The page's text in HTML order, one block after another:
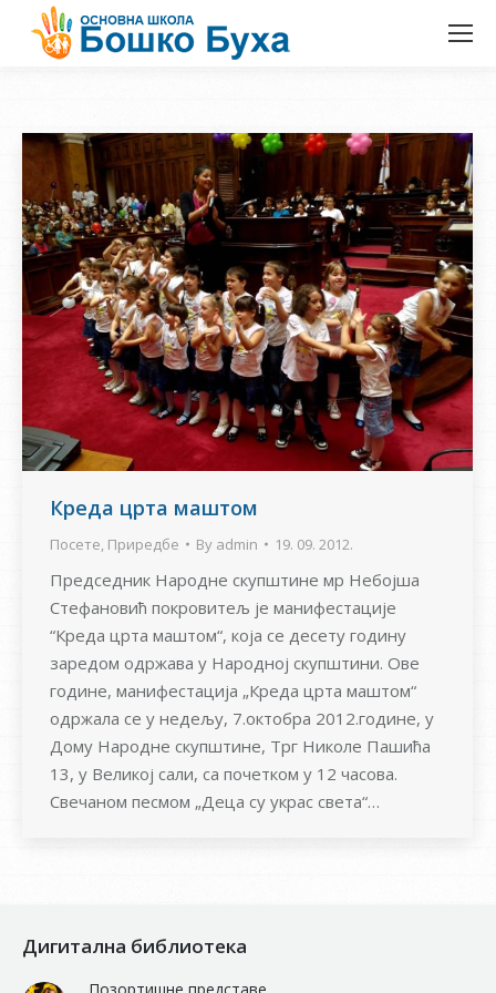
Креда црта маштом
Посете, Приредбе By admin 19. 09. 2012.
Председник Народне скупштине мр Небојша
Стефановић покровитељ је манифестације
“Креда црта маштом“, која се десету годину
заредом одржава у Народној скупштини. Ове
године, манифестација „Креда црта маштом“
одржала се у недељу, 7.октобра 2012.године, у
Дому Народне скупштине, Трг Николе Пашића
13, у Великој сали, са почетком у 12 часова.
Свечаном песмом „Деца су украс света“…
Дигитална библиотека